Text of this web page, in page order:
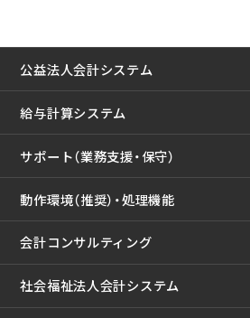
公益法人会計システム
給与計算システム
サポート（業務支援・保守）
動作環境（推奨）・処理機能
会計コンサルティング
社会福祉法人会計システム